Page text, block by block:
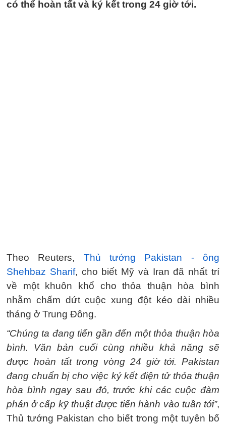
có thể hoàn tất và ký kết trong 24 giờ tới.
Theo Reuters, Thủ tướng Pakistan - ông
Shehbaz Sharif, cho biết Mỹ và Iran đã nhất trí
về một khuôn khổ cho thỏa thuận hòa bình
nhằm chấm dứt cuộc xung đột kéo dài nhiều
tháng ở Trung Đông.
“Chúng ta đang tiến gần đến một thỏa thuận hòa
bình. Văn bản cuối cùng nhiều khả năng sẽ
được hoàn tất trong vòng 24 giờ tới. Pakistan
đang chuẩn bị cho việc ký kết điện tử thỏa thuận
hòa bình ngay sau đó, trước khi các cuộc đàm
phán ở cấp kỹ thuật được tiến hành vào tuần tới”,
Thủ tướng Pakistan cho biết trong một tuyên bố